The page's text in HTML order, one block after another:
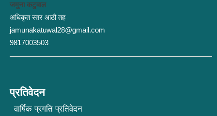
जमुना कटुवाल
अधिकृत स्तर आठौ तह
jamunakatuwal28@gmail.com
9817003503
प्रतिवेदन
वार्षिक प्रगति प्रतिवेदन